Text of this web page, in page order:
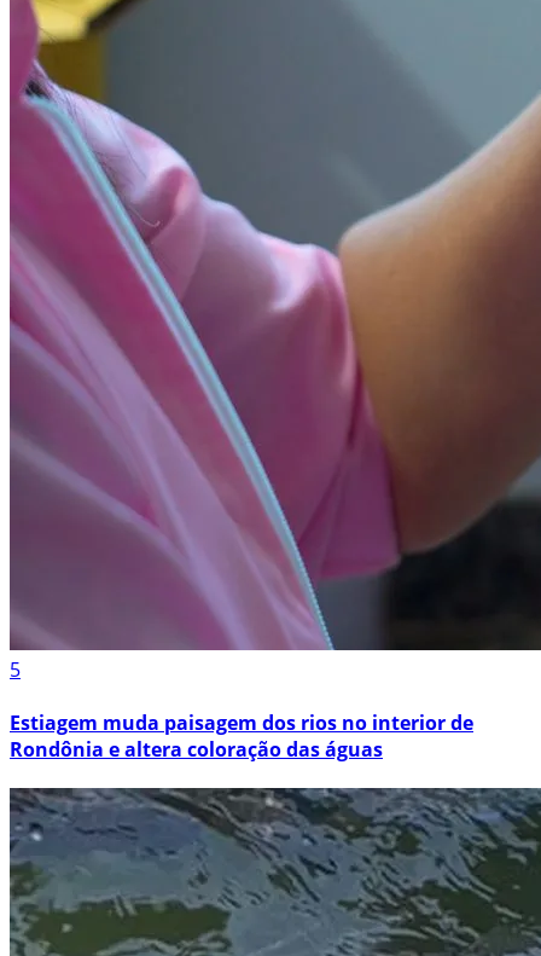
5
Estiagem muda paisagem dos rios no interior de
Rondônia e altera coloração das águas